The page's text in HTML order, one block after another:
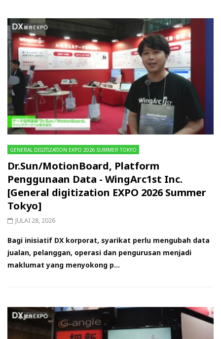
GENERAL DIGITIZATION EXPO 2026 SUMMER TOKYO
Dr.Sun/MotionBoard, Platform
Penggunaan Data - WingArc1st Inc.
[General digitization EXPO 2026 Summer
Tokyo]
JULAI 28, 2026
Bagi inisiatif DX korporat, syarikat perlu mengubah data
jualan, pelanggan, operasi dan pengurusan menjadi
maklumat yang menyokong p...